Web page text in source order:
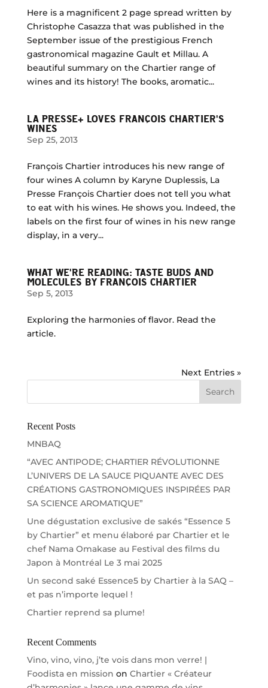
Here is a magnificent 2 page spread written by
Christophe Casazza that was published in the
September issue of the prestigious French
gastronomical magazine Gault et Millau. A
beautiful summary on the Chartier range of
wines and its history! The books, aromatic...
LA PRESSE+ LOVES FRANÇOIS CHARTIER'S
WINES
Sep 25, 2013
François Chartier introduces his new range of
four wines A column by Karyne Duplessis, La
Presse François Chartier does not tell you what
to eat with his wines. He shows you. Indeed, the
labels on the first four of wines in his new range
display, in a very...
WHAT WE'RE READING: TASTE BUDS AND
MOLECULES BY FRANÇOIS CHARTIER
Sep 5, 2013
Exploring the harmonies of flavor. Read the
article.
Next Entries »
Recent Posts
MNBAQ
“AVEC ANTIPODE; CHARTIER RÉVOLUTIONNE
L’UNIVERS DE LA SAUCE PIQUANTE AVEC DES
CRÉATIONS GASTRONOMIQUES INSPIRÉES PAR
SA SCIENCE AROMATIQUE”
Une dégustation exclusive de sakés “Essence 5
by Chartier” et menu élaboré par Chartier et le
chef Nama Omakase au Festival des films du
Japon à Montréal Le 3 mai 2025
Un second saké Essence5 by Chartier à la SAQ –
et pas n’importe lequel !
Chartier reprend sa plume!
Recent Comments
Vino, vino, vino, j’te vois dans mon verre! |
Foodista en mission on Chartier « Créateur